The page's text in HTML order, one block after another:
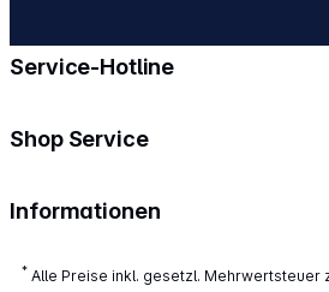
Service-Hotline
Shop Service
Informationen
* Alle Preise inkl. gesetzl. Mehrwertsteuer